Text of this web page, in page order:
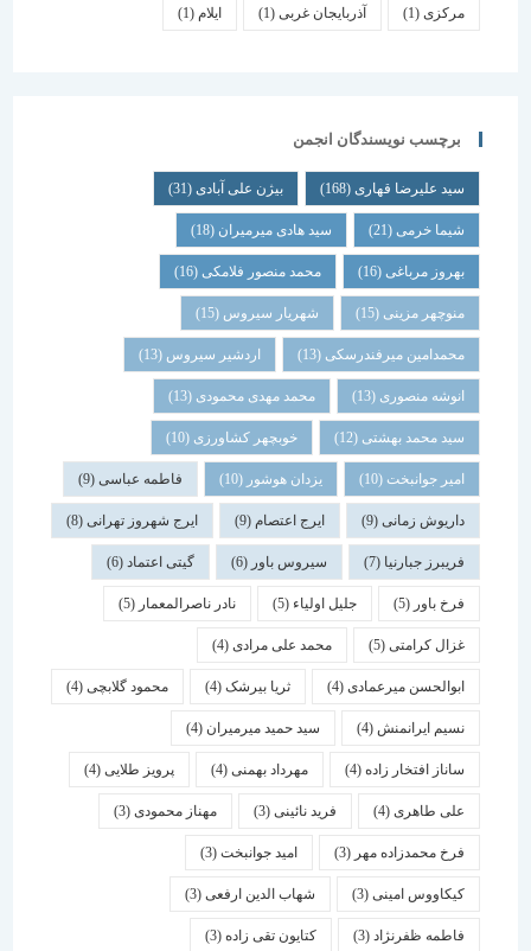
(1) آذربایجان غربی(1) ایلام
برچسب نویسندگان انجمن
سید علیرضا قهاری(168) بیژن علی آبادی(31)
شیما خرمی(21) سید هادی میرمیران(18)
بهروز مرباغی (16) محمد منصور فلامکی (16)
منوچهر مزینی(15) شهریار سیروس(15)
محمدامین میرفندرسکی(13) اردشیر سیروس(13)
انوشه منصوری(13) محمد مهدی محمودی(13)
سید محمد بهشتی(12) خوبچهر کشاورزی(10)
امیر جوانبخت(10) یزدان هوشور(10) فاطمه عباسی(9)
داریوش زمانی(9) ایرج اعتصام(9) ایرج شهروز تهرانی(8)
فریبرز جبارنیا(7) سیروس باور(6) گیتی اعتماد(6)
فرخ باور(5) جلیل اولیاء(5) نادر ناصرالمعمار (5)
غزال کرامتی(5) محمد علی مرادی(4)
ابوالحسن میرعمادی(4) ثریا بیرشک(4) محمود گلابچی(4)
نسیم ایرانمنش(4) سید حمید میرمیران(4)
ساناز افتخار زاده(4) مهرداد بهمنی (4) پرویز طلایی(4)
علی طاهری(4) فرید نائینی(3) مهناز محمودی(3)
فرخ محمدزاده مهر(3) امید جوانبخت(3)
کیکاووس امینی(3) شهاب الدین ارفعی(3)
فاطمه ظفرنژاد(3) کتایون تقی زاده(3)